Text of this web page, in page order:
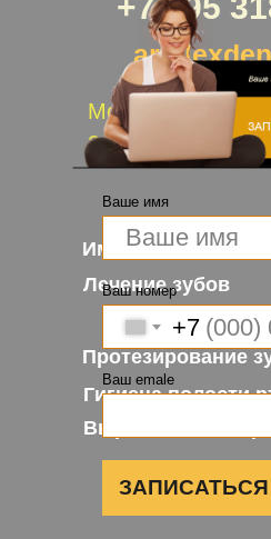
Ваше имя
Ваш номер
+7
Ваш emale
ЗАПИСАТЬСЯ
Москва. Улица
24, корпус 2
Имплантация зубов
Лечение зубов
Протезирование
Выравнивание
Гигиена полости